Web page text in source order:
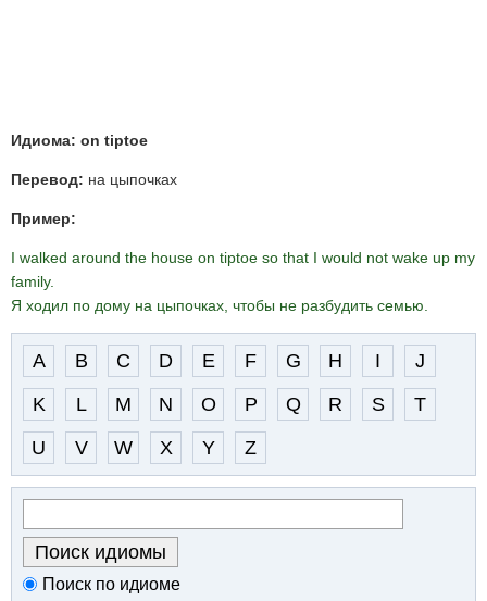
Идиома: on tiptoe
Перевод: на цыпочках
Пример:
I walked around the house on tiptoe so that I would not wake up my
family.
Я ходил по дому на цыпочках, чтобы не разбудить семью.
A B C D E F G H I
J
K
L M N O P Q R S
T
U
V W X Y Z
Поиск по идиоме